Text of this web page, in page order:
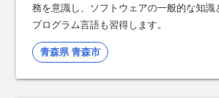
務を意識し、ソフトウェアの一般的な知識
プログラム言語も習得します。
青森県 青森市